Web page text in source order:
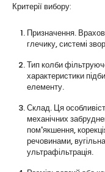
Критерії вибору:
Призначення.
глечику, системі
Тип колби
характеристики
елементу.
Склад. Ця
механічних
пом'якшення,
речовинами,
ультрафільтрація.